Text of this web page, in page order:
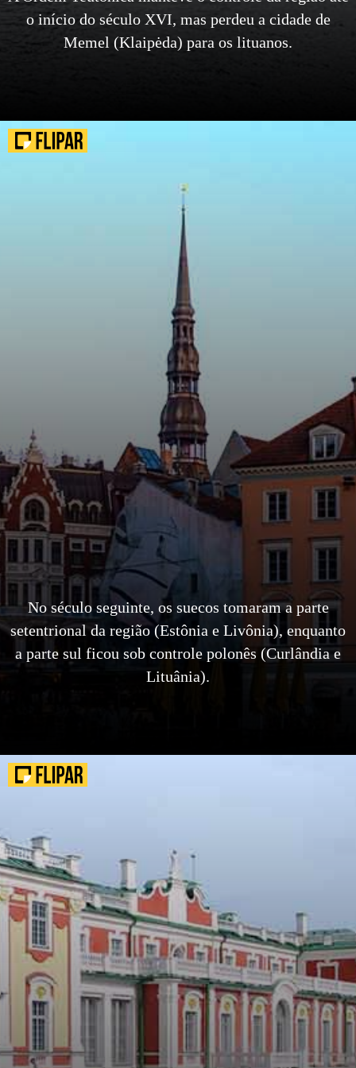
o início do século XVI, mas perdeu a cidade de
Memel (Klaipėda) para os lituanos.
No século seguinte, os suecos tomaram a parte
setentrional da região (Estônia e Livônia), enquanto
a parte sul ficou sob controle polonês (Curlândia e
Lituânia).